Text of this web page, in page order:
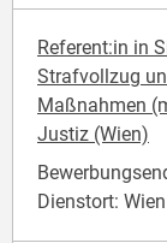
Referent:in in
Strafvollzug
Maßnahmen
Justiz (Wien)
Dienstort: Wien